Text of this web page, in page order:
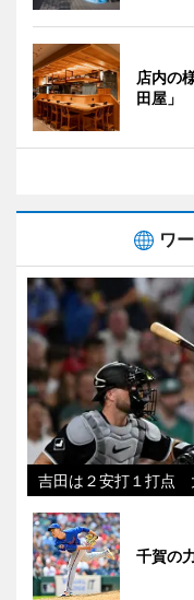
店内の
田屋」
ワ
吉田は２安打１打点
千賀の